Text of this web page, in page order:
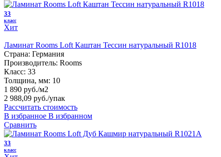
33
класс
Хит
Ламинат Rooms Loft Каштан Тессин натуральный R1018
Страна: Германия
Производитель: Rooms
Класс: 33
Толщина, мм: 10
1 890 руб./м2
2 988,09 руб./упак
Рассчитать стоимость
В избранное В избранном
Сравнить
33
класс